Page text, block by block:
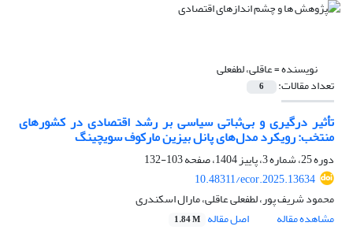
نویسنده =عاقلی، لطفعلی
تعداد مقالات: 6
تأثیر درگیری و بی‌ثباتی سیاسی بر رشد اقتصادی در کشورهای
منتخب: رویکرد مدل‌های پانل بیزین مارکوف سویچینگ
دوره 25، شماره 3، پاییز 1404، صفحه
103-132
10.48311/ecor.2025.13634
محمود شریف پور، لطفعلی عاقلی، مارال اسکندری
مشاهده مقاله
اصل مقاله 1.84 M